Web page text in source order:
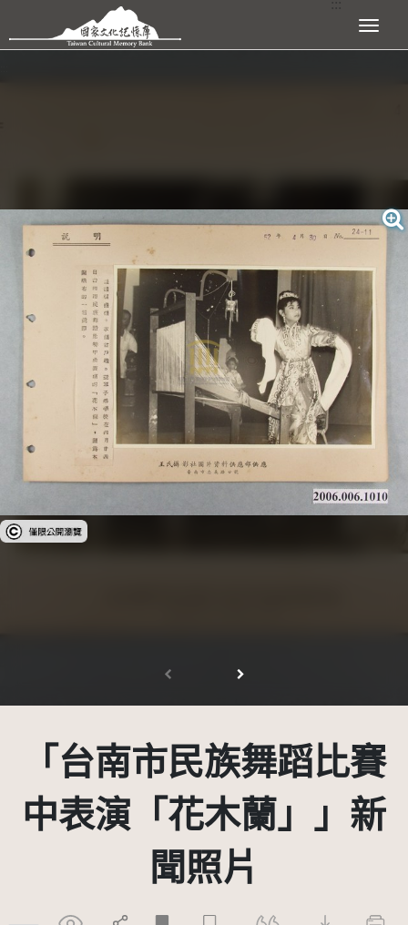
跳到主要內容區塊 展開選單
受著作權法保護-僅限於本平台有限度公開瀏覽
「台南市民族舞蹈比賽
中表演「花木蘭」」新
聞照片